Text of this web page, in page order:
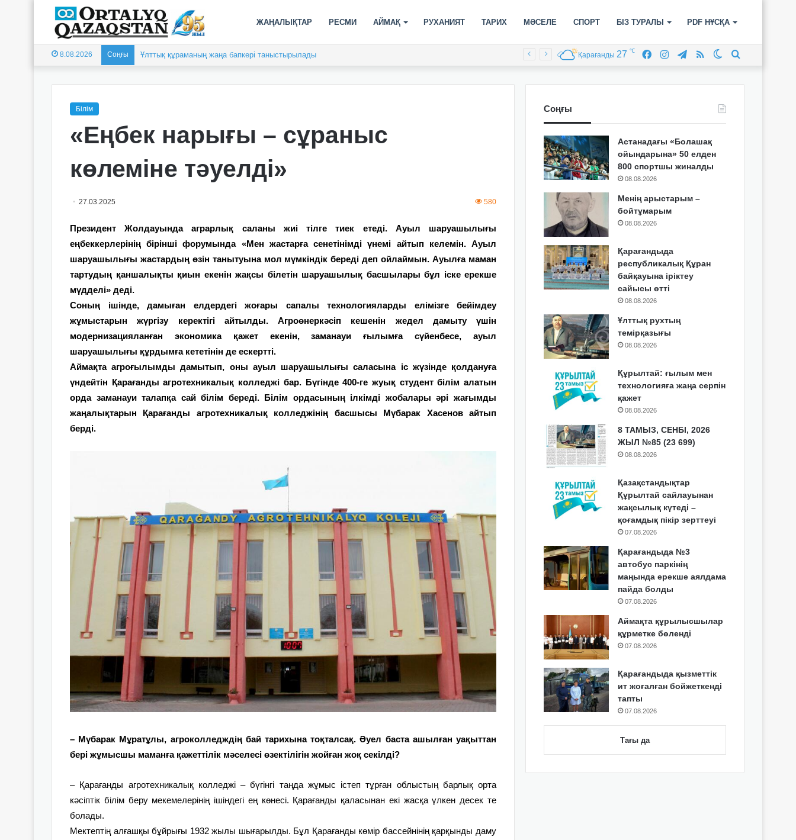
ЖАҢАЛЫҚТАР РЕСМИ АЙМАҚ РУХАНИЯТ ТАРИХ МӘСЕЛЕ СПОРТ БІЗ ТУРАЛЫ PDF НҰСҚА
8.08.2026 Соңғы Ұлттық құраманың жаңа бапкері таныстырылады Switch
RSS
Telegram
Instagram
Facebook
Қарағанды 27 ℃
Білім
«Еңбек нарығы – сұраныс
көлеміне тәуелді»
27.03.2025 580
Президент Жолдауында аграрлық саланы жиі тілге тиек етеді. Ауыл шаруашылығы
еңбеккерлерінің бірінші форумында «Мен жастарға сенетінімді үнемі айтып келемін. Ауыл
шаруашылығы жастардың өзін танытуына мол мүмкіндік береді деп ойлаймын. Ауылға маман
тартудың қаншалықты қиын екенін жақсы білетін шаруашылық басшылары бұл іске ерекше
мүдделі» деді.
Соның ішінде, дамыған елдердегі жоғары сапалы технология­ларды елімізге бейімдеу
жұмыстарын жүргізу керектігі айтылды. Агроөнеркәсіп кешенін жедел дамыту үшін
модернизацияланған экономика қажет екенін, заманауи ғылымға сүйенбесе, ауыл
шаруашылығы құрдымға кететінін де ескертті.
Аймақта агроғылымды дамытып, оны ауыл шаруашылығы саласына іс жүзінде қолдануға
үндейтін Қарағанды агротехникалық колледжі бар. Бүгінде 400-ге жуық студент білім алатын
орда заманауи талапқа сай білім береді. Білім ордасының ілкімді жобалары әрі жағымды
жаңалықтарын Қарағанды агротехникалық колледжінің басшысы Мүбарак Хасенов айтып
берді.
– Мүбарак Мұратұлы, агроколледждің бай тарихына тоқ­талсақ. Әуел баста ашылған уа­қыттан
бері жұмысшы маманға қажеттілік мәселесі өзектілігін жойған жоқ секілді?
– Қарағанды агротехникалық колледжі – бүгінгі таңда жұмыс істеп тұрған облыстың барлық орта
кәсіптік білім беру мекемелерінің ішіндегі ең көнесі. Қарағанды қаласынан екі жасқа үлкен десек те
болады.
Мектептің алғашқы бұйрығы 1932 жылы шығарылды. Бұл Қа­рағанды көмір бассейнінің қар­қынды даму
Соңғы
Астанадағы «Болашақ
ойындарына» 50 елден
800 спортшы жиналды
08.08.2026
Менің арыстарым –
бойтұмарым
08.08.2026
Қарағандыда
республикалық Құран
байқауына іріктеу
сайысы өтті
08.08.2026
Ұлттық рухтың
темірқазығы
08.08.2026
Құрылтай: ғылым мен
технологияға жаңа серпін
қажет
08.08.2026
8 ТАМЫЗ, СЕНБІ, 2026
ЖЫЛ №85 (23 699)
08.08.2026
Қазақстандықтар
Құрылтай сайлауынан
жақсылық күтеді –
қоғамдық пікір зерттеуі
07.08.2026
Қарағандыда №3
автобус паркінің
маңында ерекше аялдама
пайда болды
07.08.2026
Аймақта құрылысшылар
құрметке бөленді
07.08.2026
Қарағандыда қызметтік
ит жоғалған бойжеткенді
тапты
07.08.2026
Тағы да